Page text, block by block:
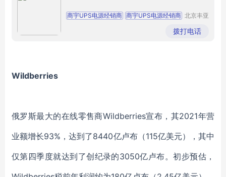
商宇UPS电源经销商 商宇UPS电源经销商 北京丰亚
发展有限
公司
拨打电话
Wildberries
俄罗斯最大的在线零售商Wildberries宣布， 其2021年营
业额增长93%，达到了8440亿卢布（115亿美元），其中
仅第四季度就达到了创纪录的3050亿卢布。初步预估 ，